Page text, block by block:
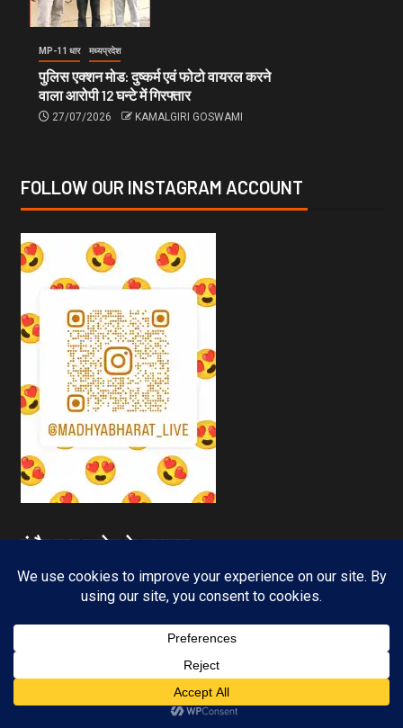
MP-11 धार मध्यप्रदेश
पुलिस एक्शन मोड: दुष्कर्म एवं फोटो वायरल करने
वाला आरोपी 12 घन्टे में गिरफ्तार
27/07/2026 KAMALGIRI GOSWAMI
FOLLOW OUR INSTAGRAM ACCOUNT
इंदौर मध्य प्रदेश के समाचार —
1 min read